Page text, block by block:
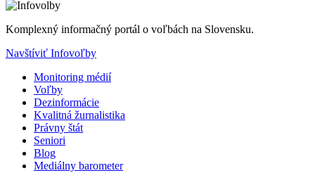
Komplexný informačný portál o voľbách na Slovensku.
Navštíviť Infovoľby
Monitoring médií
Voľby
Dezinformácie
Kvalitná žurnalistika
Právny štát
Seniori
Blog
Mediálny barometer